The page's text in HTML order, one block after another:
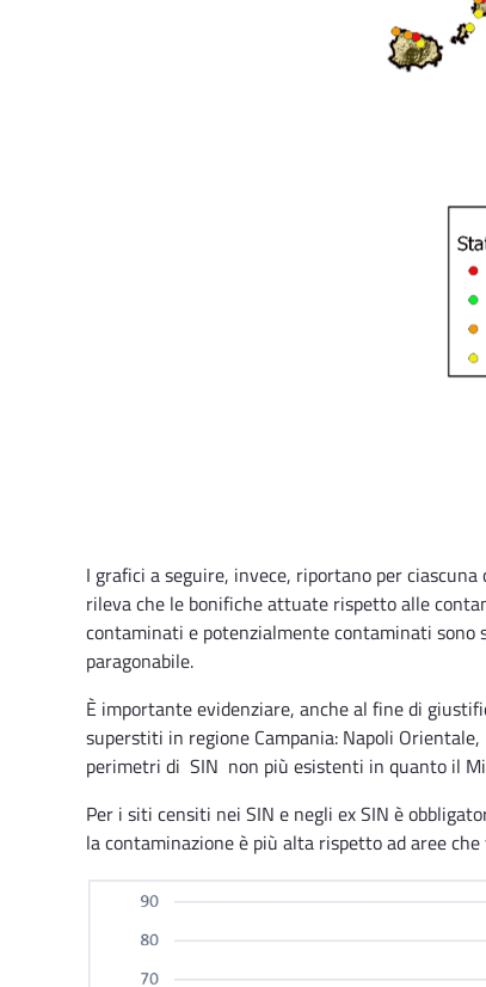
I grafici a seguire, invece, riportano per
rileva che le bonifiche attuate rispetto alle
contaminati e potenzialmente contaminati
paragonabile.
È importante evidenziare, anche al fine di
superstiti in regione Campania: Napoli
perimetri di SIN non più esistenti in quanto il
Per i siti censiti nei SIN e negli ex SIN è
la contaminazione è più alta rispetto ad aree